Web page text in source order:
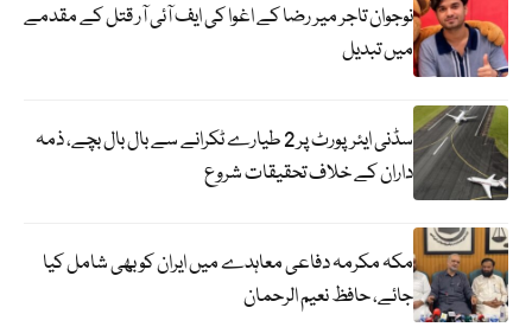
نوجوان تاجر میر رضا کے اغوا کی ایف آئی آر قتل کے مقدمے
میں تبدیل
سڈنی ایئرپورٹ پر 2 طیارے ٹکرانے سے بال بال بچے، ذمہ
داران کے خلاف تحقیقات شروع
مکہ مکرمہ دفاعی معاہدے میں ایران کو بھی شامل کیا
جائے، حافظ نعیم الرحمان